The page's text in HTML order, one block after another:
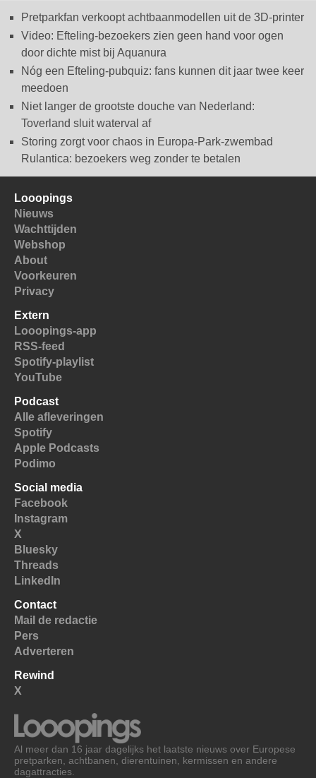
Pretparkfan verkoopt achtbaanmodellen uit de 3D-printer
Video: Efteling-bezoekers zien geen hand voor ogen
door dichte mist bij Aquanura
Nóg een Efteling-pubquiz: fans kunnen dit jaar twee keer
meedoen
Niet langer de grootste douche van Nederland:
Toverland sluit waterval af
Storing zorgt voor chaos in Europa-Park-zwembad
Rulantica: bezoekers weg zonder te betalen
Looopings
Nieuws
Wachttijden
Webshop
About
Voorkeuren
Privacy
Extern
Looopings-app
RSS-feed
Spotify-playlist
YouTube
Podcast
Alle afleveringen
Spotify
Apple Podcasts
Podimo
Social media
Facebook
Instagram
X
Bluesky
Threads
LinkedIn
Contact
Mail de redactie
Pers
Adverteren
Rewind
X
Al meer dan 16 jaar dagelijks het laatste nieuws over Europese
pretparken, achtbanen, dierentuinen, kermissen en andere
dagattracties.